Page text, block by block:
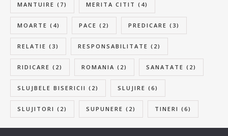
MANTUIRE (7) MERITA CITIT (4)
MOARTE (4) PACE (2) PREDICARE (3)
RELATIE (3) RESPONSABILITATE (2)
RIDICARE (2) ROMANIA (2) SANATATE (2)
SLUJBELE BISERICII (2) SLUJIRE (6)
SLUJITORI (2) SUPUNERE (2) TINERI (6)